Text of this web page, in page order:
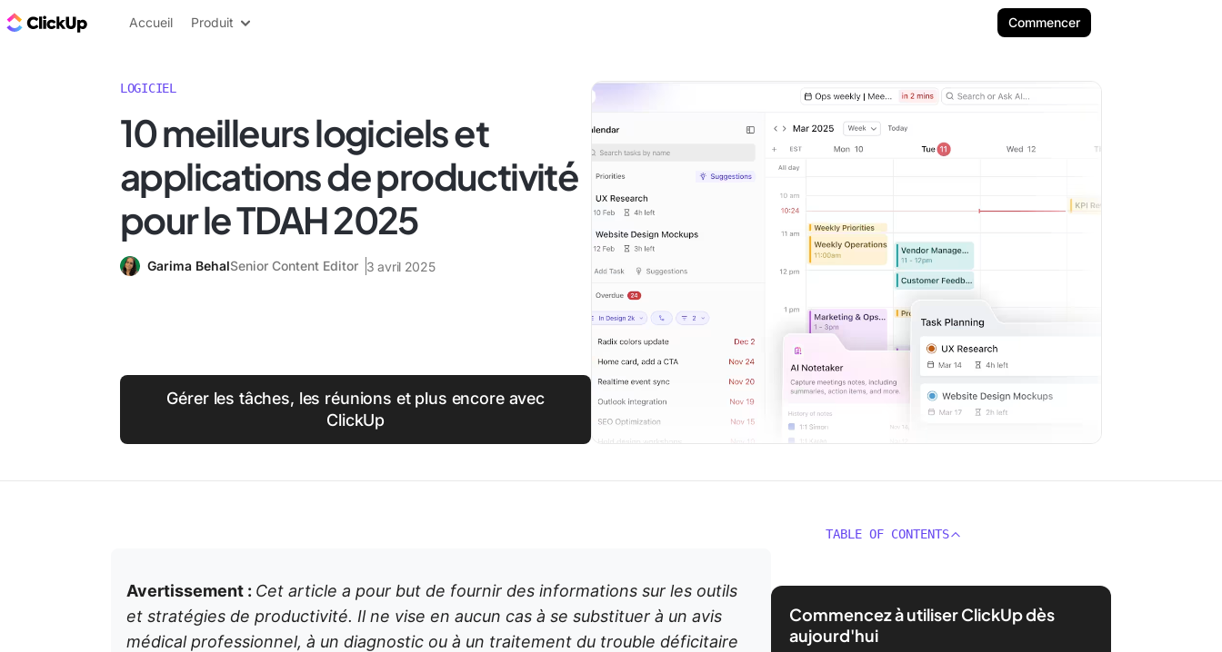
ClickUp Blog
Accueil Produit Commencer
LOGICIEL
10 meilleurs logiciels et
applications de productivité
pour le TDAH 2025
Garima BehalSenior Content Editor 3 avril 2025
Gérer les tâches, les réunions et plus encore avec
ClickUp
Avertissement : Cet article a pour but de fournir des informations sur les outils
et stratégies de productivité. Il ne vise en aucun cas à se substituer à un avis
médical professionnel, à un diagnostic ou à un traitement du trouble déficitaire
TABLE OF CONTENTS
Commencez à utiliser ClickUp dès
aujourd'hui